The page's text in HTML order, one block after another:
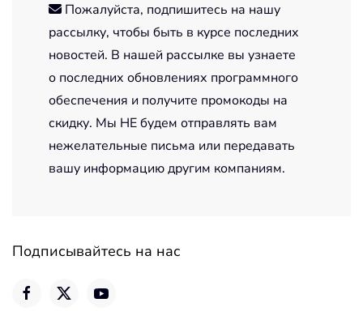
Пожалуйста, подпишитесь на нашу
рассылку, чтобы быть в курсе последних
новостей. В нашей рассылке вы узнаете
о последних обновлениях программного
обеспечения и получите промокоды на
скидку. Мы НЕ будем отправлять вам
нежелательные письма или передавать
вашу информацию другим компаниям.
Подписывайтесь на нас